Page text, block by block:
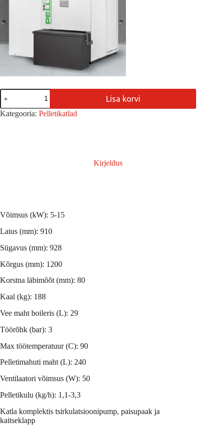
Pelletikatel
LIDYA
COMPACT
15
Lisa korvi
Kategooria: Pelletikatlad
Kirjeldus
Võimsus (kW): 5-15
Laius (mm): 910
Sügavus (mm): 928
Kõrgus (mm): 1200
Korstna läbimõõt (mm): 80
Kaal (kg): 188
Vee maht boileris (L): 29
Töörõhk (bar): 3
Max töötemperatuur (C): 90
Pelletimahuti maht (L): 240
Ventilaatori võimsus (W): 50
Pelletikulu (kg/h): 1,1-3,3
Katla komplektis tsirkulatsioonipump, paisupaak ja
kaitseklapp